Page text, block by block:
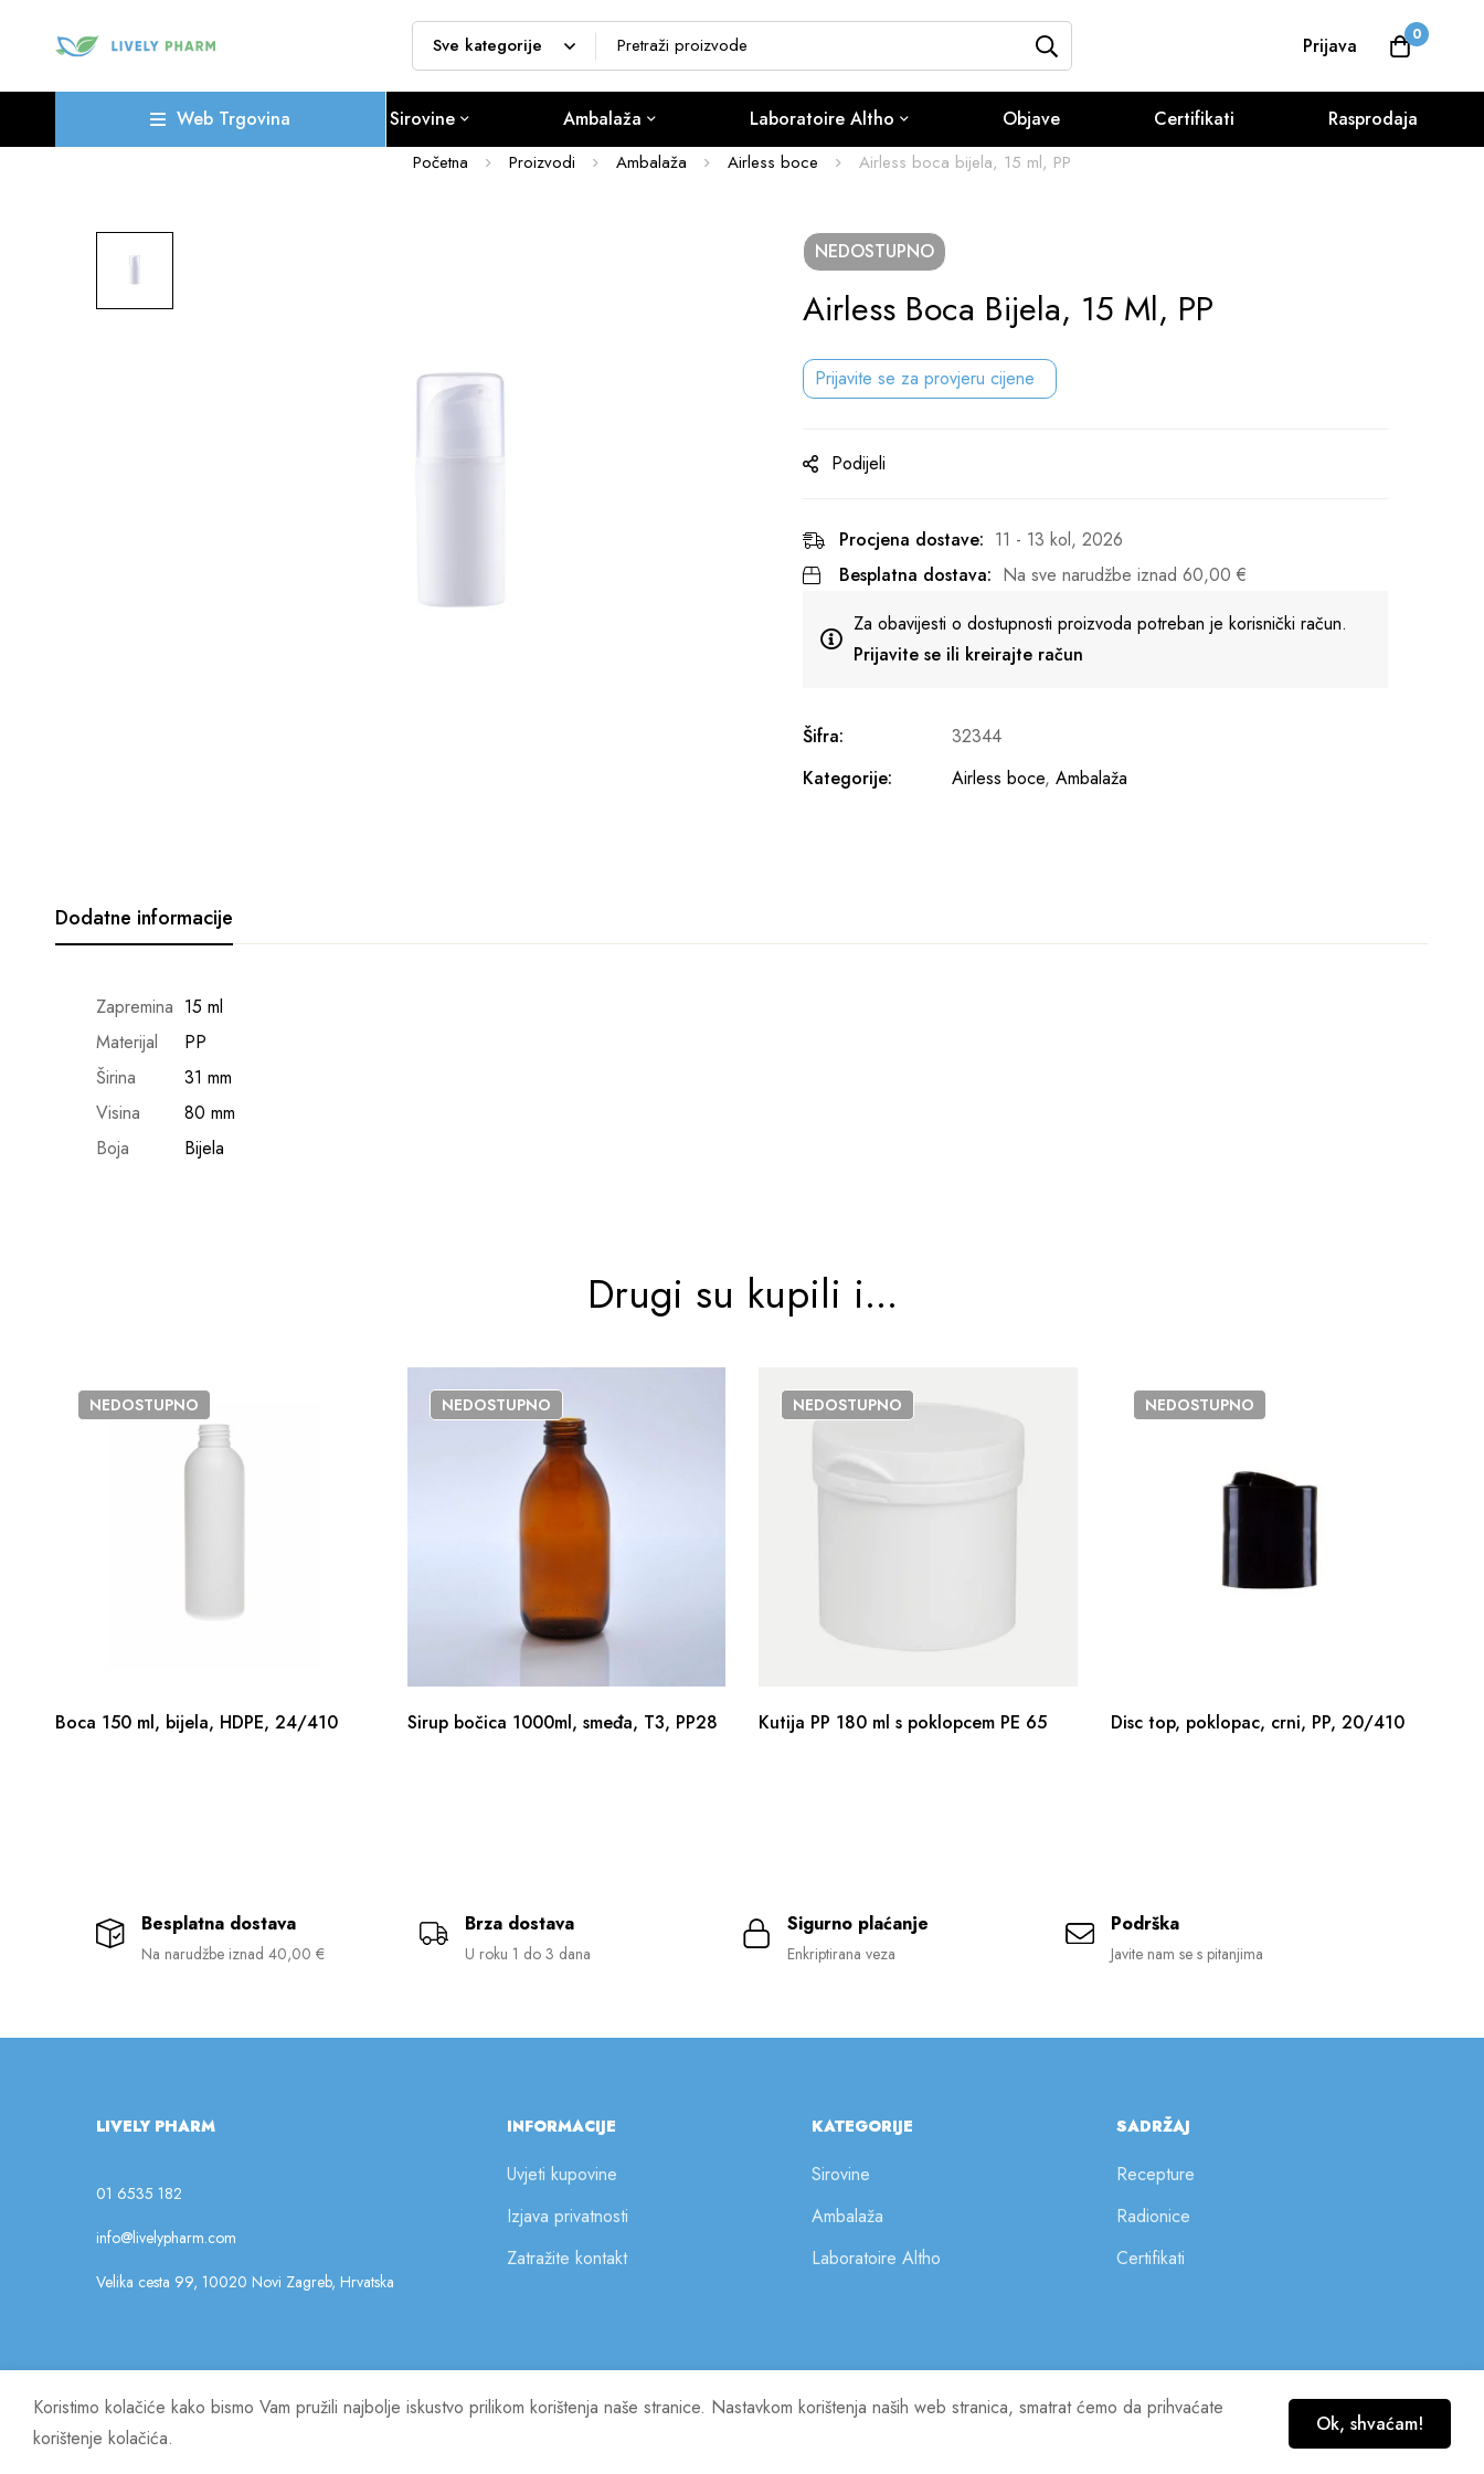
Prijava 0
Web Trgovina Sirovine Ambalaža Laboratoire Altho Objave Certifikati Rasprodaja
Početna Proizvodi Ambalaža Airless boce Airless boca bijela, 15 ml, PP
NEDOSTUPNO
Airless Boca Bijela, 15 Ml, PP
Prijavite se za provjeru cijene
Podijeli
Procjena dostave: 11 - 13 kol, 2026
Besplatna dostava: Na sve narudžbe iznad 60,00 €
Za obavijesti o dostupnosti proizvoda potreban je korisnički račun.
Prijavite se ili kreirajte račun
Šifra:
32344
Kategorije:
Airless boce, Ambalaža
Dodatne informacije
Zapremina 15 ml
Materijal
PP
Širina
31 mm
Visina
80 mm
Boja
Bijela
Drugi su kupili i...
NEDOSTUPNO
Boca 150 ml, bijela, HDPE, 24/410
NEDOSTUPNO
Sirup bočica 1000ml, smeđa, T3, PP28
NEDOSTUPNO
Kutija PP 180 ml s poklopcem PE 65
NEDOSTUPNO
Disc top, poklopac, crni, PP, 20/410
Besplatna dostava
Na narudžbe iznad 40,00 €
Brza dostava
U roku 1 do 3 dana
Sigurno plaćanje
Enkriptirana veza
Podrška
Javite nam se s pitanjima
LIVELY PHARM
01 6535 182
info@livelypharm.com
Velika cesta 99, 10020 Novi Zagreb, Hrvatska
INFORMACIJE
Uvjeti kupovine
Izjava privatnosti
Zatražite kontakt
KATEGORIJE
Sirovine
Ambalaža
Laboratoire Altho
SADRŽAJ
Recepture
Radionice
Certifikati
© 2023 Lively Pharm. Sva prava pridržana.
Koristimo kolačiće kako bismo Vam pružili najbolje iskustvo prilikom korištenja naše stranice. Nastavkom korištenja naših web stranica, smatrat ćemo da prihvaćate
korištenje kolačića.
Ok, shvaćam!